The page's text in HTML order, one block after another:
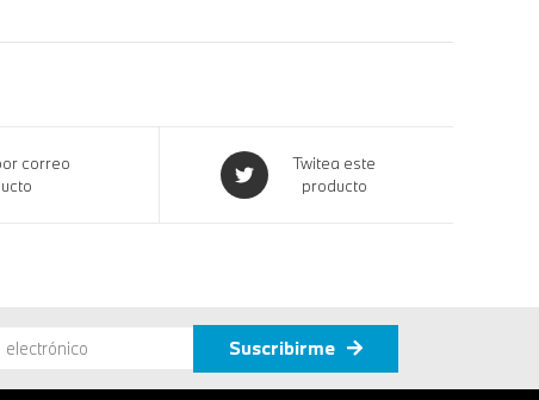
correo
Twitea este
producto
Suscribirme